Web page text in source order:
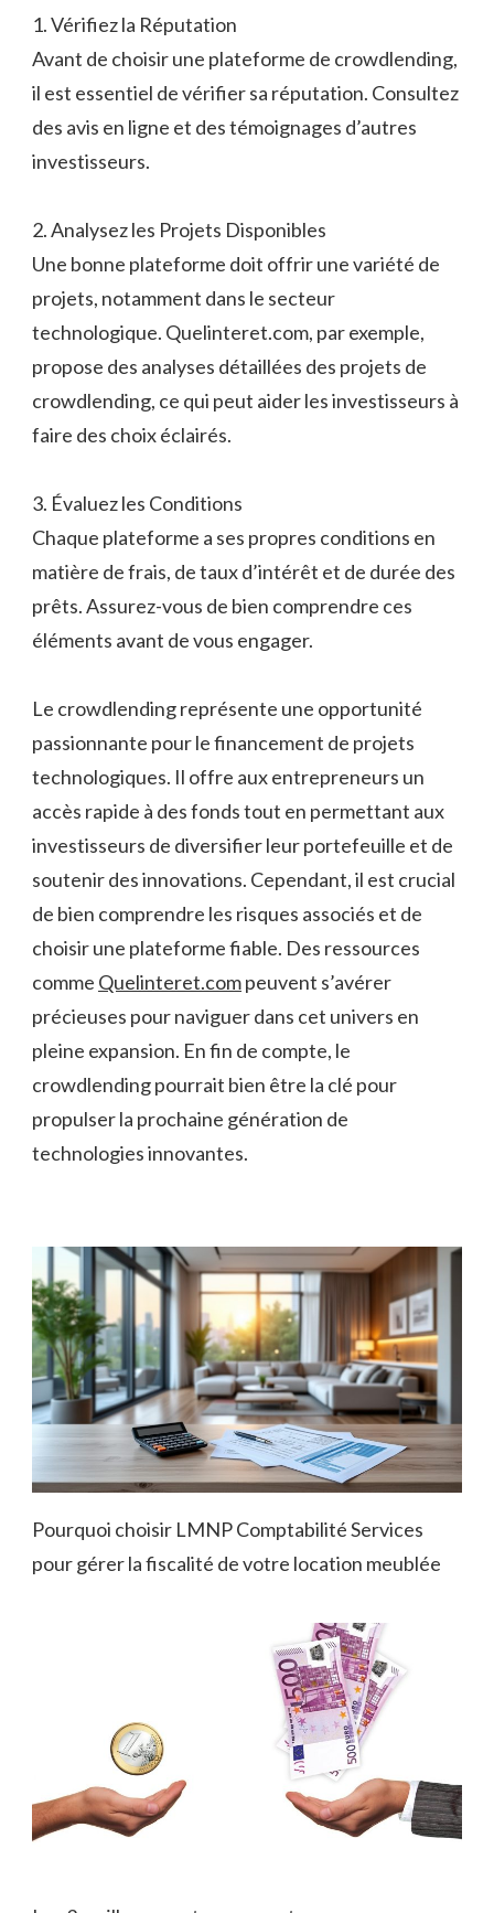
1. Vérifiez la Réputation
Avant de choisir une plateforme de crowdlending,
il est essentiel de vérifier sa réputation. Consultez
des avis en ligne et des témoignages d’autres
investisseurs.
2. Analysez les Projets Disponibles
Une bonne plateforme doit offrir une variété de
projets, notamment dans le secteur
technologique. Quelinteret.com, par exemple,
propose des analyses détaillées des projets de
crowdlending, ce qui peut aider les investisseurs à
faire des choix éclairés.
3. Évaluez les Conditions
Chaque plateforme a ses propres conditions en
matière de frais, de taux d’intérêt et de durée des
prêts. Assurez-vous de bien comprendre ces
éléments avant de vous engager.
Le crowdlending représente une opportunité
passionnante pour le financement de projets
technologiques. Il offre aux entrepreneurs un
accès rapide à des fonds tout en permettant aux
investisseurs de diversifier leur portefeuille et de
soutenir des innovations. Cependant, il est crucial
de bien comprendre les risques associés et de
choisir une plateforme fiable. Des ressources
comme Quelinteret.compeuvent s’avérer
précieuses pour naviguer dans cet univers en
pleine expansion. En fin de compte, le
crowdlending pourrait bien être la clé pour
propulser la prochaine génération de
technologies innovantes.
Pourquoi choisir LMNP Comptabilité Services
pour gérer la fiscalité de votre location meublée